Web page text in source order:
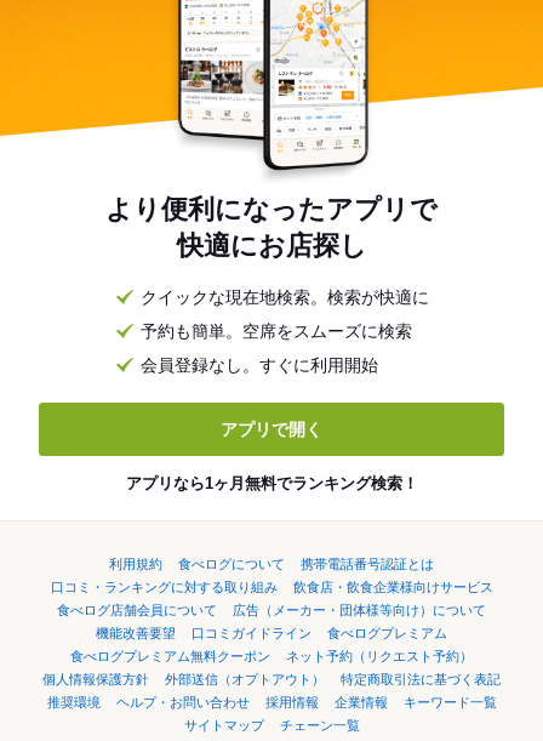
より便利になったアプリで
快適にお店探し
クイックな現在地検索。検索が快適に
予約も簡単。空席をスムーズに検索
会員登録なし。すぐに利用開始
アプリで開く
アプリなら1ヶ月無料でランキング検索！
利用規約 食べログについて
携帯電話番号認証とは
口コミ・ランキングに対する取り組み
飲食店・飲食企業様向けサービス
食べログ店舗会員について
広告（メーカー・団体様等向け）について
機能改善要望
口コミガイドライン
食べログプレミアム
食べログプレミアム無料クーポン
ネット予約（リクエスト予約）
個人情報保護方針
外部送信（オプトアウト）
特定商取引法に基づく表記
推奨環境
ヘルプ・お問い合わせ 採用情報 企業情報
キーワード一覧
サイトマップ
チェーン一覧